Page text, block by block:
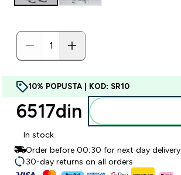
10% POPUSTA | KOD: SR10
6517din‎
In stock
Order before 00:30 for next day delivery
30-day returns on all orders